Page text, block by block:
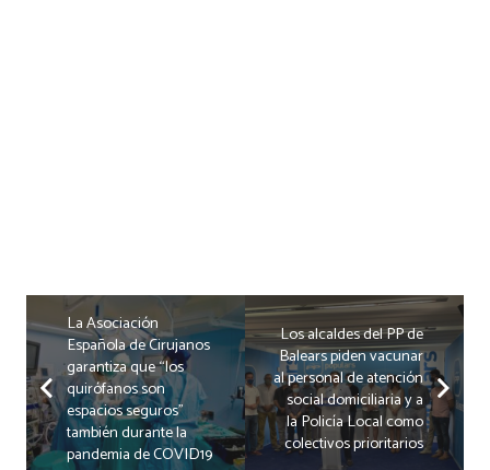
La Asociación
Española de Cirujanos
garantiza que “los
quirófanos son
espacios seguros”
también durante la
pandemia de COVID19
Los alcaldes del PP de
Balears piden vacunar
al personal de atención
social domiciliaria y a
la Policía Local como
colectivos prioritarios